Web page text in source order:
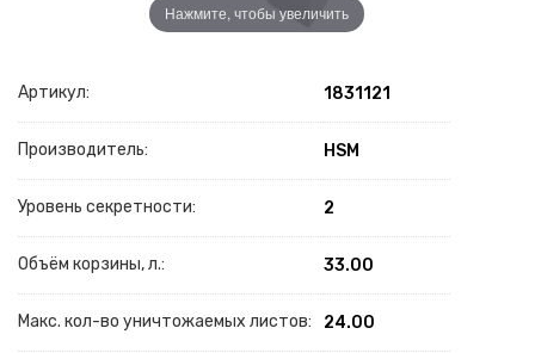
Нажмите, чтобы увеличить
Артикул: 1831121
Производитель: HSM
Уровень секретности: 2
Объём корзины, л.: 33.00
Макс. кол-во уничтожаемых листов: 24.00